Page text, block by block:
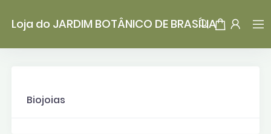
Loja do JARDIM BOTÂNICO DE BRASÍLIA
Biojoias